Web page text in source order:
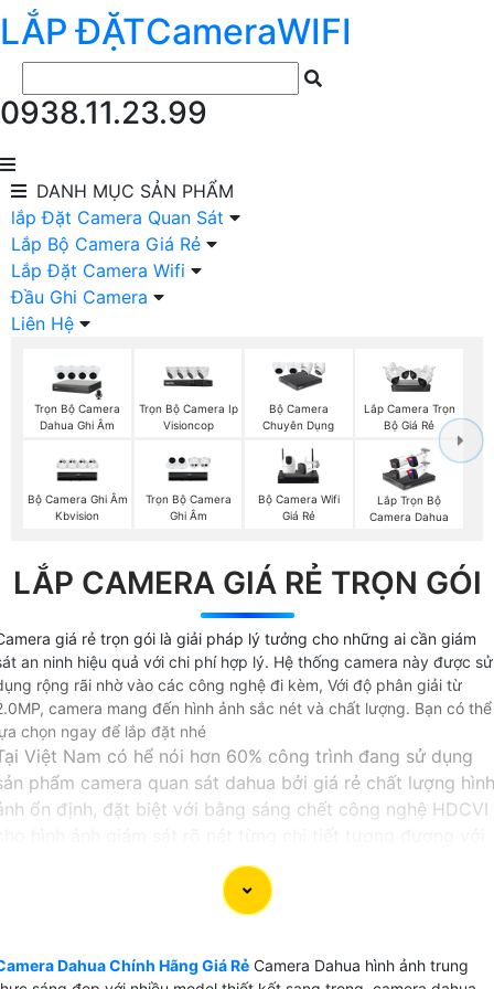
LẮP ĐẶTCameraWIFI
0938.11.23.99
DANH MỤC SẢN PHẨM
lắp Đặt Camera Quan Sát
Lắp Bộ Camera Giá Rẻ
Lắp Đặt Camera Wifi
Đầu Ghi Camera
Liên Hệ
Trọn Bộ Camera
Dahua Ghi Âm
Trọn Bộ Camera Ip
Visioncop
Bộ Camera
Chuyên Dụng
Lắp Camera Trọn
Bộ Giá Rẻ
Bộ Camera Ghi Âm
Kbvision
Trọn Bộ Camera
Ghi Âm
Bộ Camera Wifi
Giá Rẻ
Lắp Trọn Bộ
Camera Dahua
LẮP CAMERA GIÁ RẺ TRỌN GÓI
giá rẻ trọn gói là giải pháp lý tưởng cho những ai cần giám
an ninh hiệu quả với chi phí hợp lý. Hệ thống camera này được sử
rộng rãi nhờ vào các công nghệ đi kèm, Với độ phân giải từ
camera mang đến hình ảnh sắc nét và chất lượng. Bạn có thể
chọn ngay để lắp đặt nhé
Việt Nam có hể nói hơn 60% công trình đang sử dụng
phẩm camera quan sát dahua bởi giá rẻ chất lượng hình
ổn định, đặt biệt với bằng sáng chết công nghệ HDCVI
nghệ camera IP nhưng có giá thành rẻ hơn.
dụng camera Dahua trên thị trường Việt Nam bạn hài
camera này.
Dahua Chính Hãng Giá Rẻ Camera Dahua hình ảnh trung